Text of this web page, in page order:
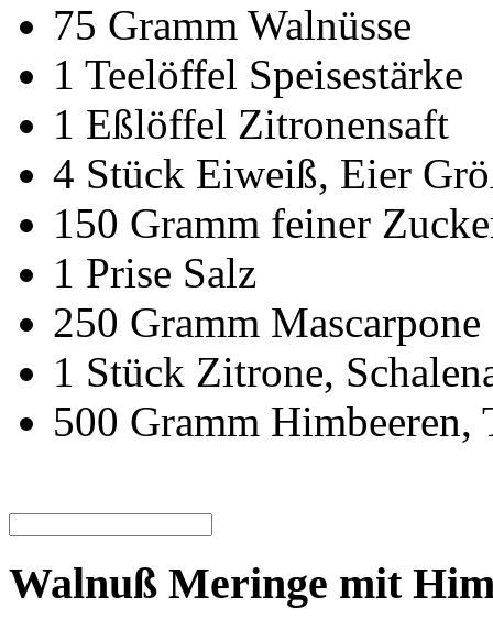
75 Gramm Walnüsse
1 Teelöffel Speisestärke
1 Eßlöffel Zitronensaft
4 Stück Eiweiß, Eier
150 Gramm feiner
1 Prise Salz
250 Gramm Mascarpone
1 Stück Zitrone,
500 Gramm Himbeeren,
Walnuß Meringe mit